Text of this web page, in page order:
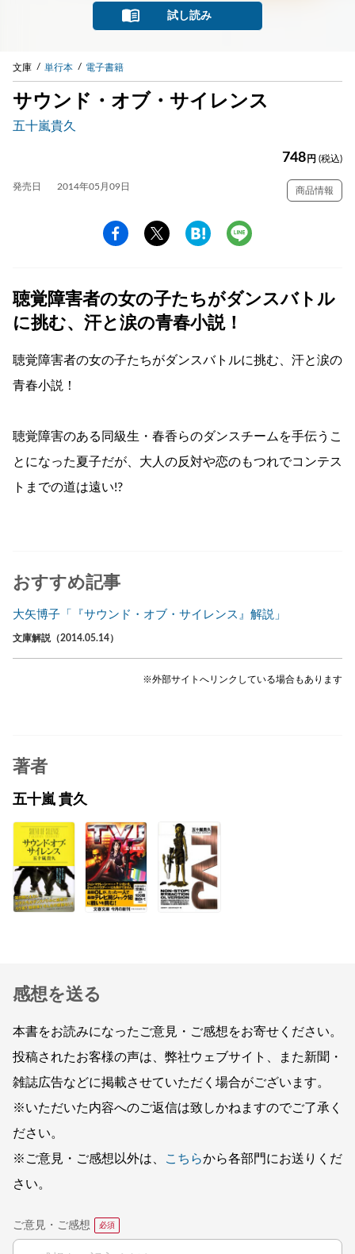
試し読み
文庫 単行本 電子書籍
サウンド・オブ・サイレンス
五十嵐貴久
748 円 (税込)
発売日 2014年05月09日 商品情報
聴覚障害者の女の子たちがダンスバトル
に挑む、汗と涙の青春小説！
聴覚障害者の女の子たちがダンスバトルに挑む、汗と涙の
青春小説！
聴覚障害のある同級生・春香らのダンスチームを手伝うこ
とになった夏子だが、大人の反対や恋のもつれでコンテス
トまでの道は遠い!?
おすすめ記事
大矢博子「『サウンド・オブ・サイレンス』解説」
文庫解説（2014.05.14）
※外部サイトへリンクしている場合もあります
著者
五十嵐 貴久
感想を送る
本書をお読みになったご意見・ご感想をお寄せください。
投稿されたお客様の声は、弊社ウェブサイト、また新聞・
雑誌広告などに掲載させていただく場合がございます。
※いただいた内容へのご返信は致しかねますのでご了承く
ださい。
※ご意見・ご感想以外は、
こちらから各部門にお送りくだ
さい。
ご意見・ご感想